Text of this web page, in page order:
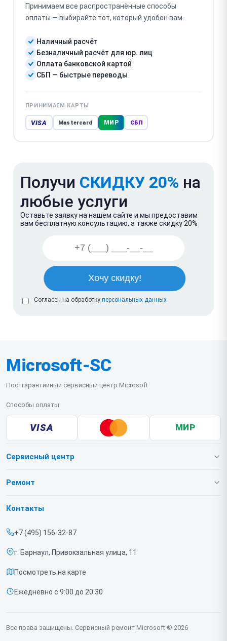
Принимаем все распространённые способы
оплаты — выбирайте тот, который удобен вам.
Наличный расчёт
Безналичный расчёт для юр. лиц
Оплата банковской картой
СБП — быстрые переводы
ПРИНИМАЕМ КАРТЫ
VISA Mastercard МИР СБП
Получи СКИДКУ 20% на
любые услуги
Оставьте заявку на нашем сайте и мы предоставим
вам бесплатную консультацию, а также скидку 20%
Согласен на обработку персональных данных
Microsoft-SC
Постгарантийный сервисный центр Microsoft
Способы оплаты
VISA МИР
Сервисный центр
О нашем сервисе
Срочный ремонт
Доставка и способы оплаты
Диагностика
Контакты
Ремонт
Игровых приставок
Контакты
+7 (495) 156-32-87
г. Барнаул, Привокзальная улица, 11
Посмотреть на карте
Ежедневно с 9:00 до 20:30
Все права защищены. Сервисный ремонт Microsoft © 2026